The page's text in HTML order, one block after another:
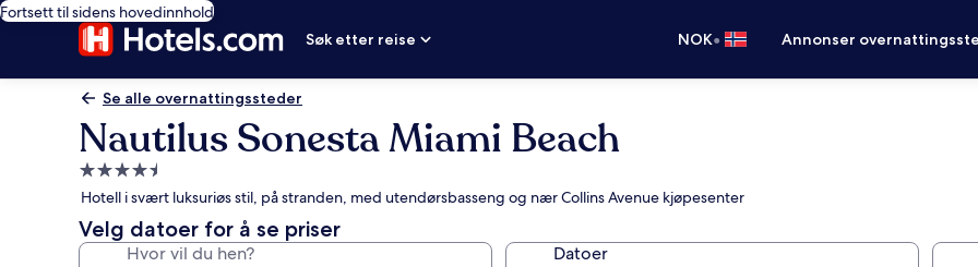
Fortsett til sidens hovedinnhold
Søk etter reise
NOK• Annonser
Se alle overnattingssteder
Nautilus Sonesta Miami Beach
Overnattingssted
med
4.5
stjerner
Hotell i svært luksuriøs stil, på stranden, med utendørsbasseng og nær Collins Avenue kjøpesenter
Velg datoer for å se priser
Hvor vil du hen? Datoer